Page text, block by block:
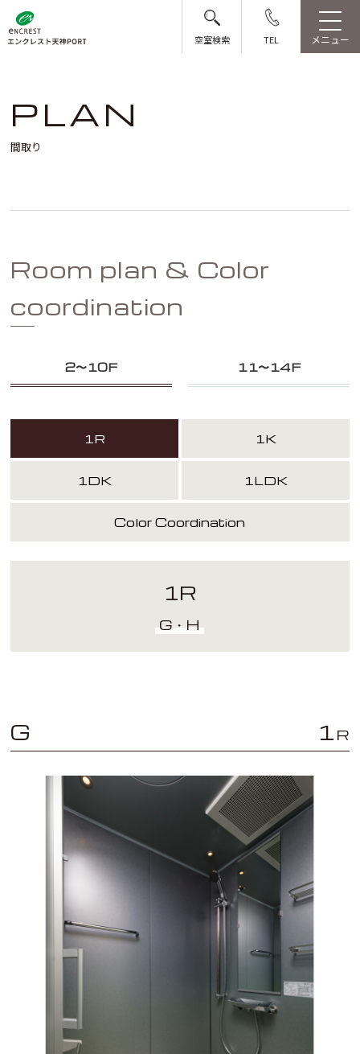
空室検索 TEL メニュー
PLAN
間取り
Room plan & Color
coordination
2〜10F 11〜14F
1R 1K
1DK 1LDK
Color Coordination
1R
G・H
G 1 R